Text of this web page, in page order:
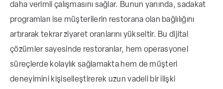
daha verimli çalışmasını sağlar. Bunun yanında, sadakat
programları ise müşterilerin restorana olan bağlılığını
artırarak tekrar ziyaret oranlarını yükseltir. Bu dijital
çözümler sayesinde restoranlar, hem operasyonel
süreçlerde kolaylık sağlamakta hem de müşteri
deneyimini kişiselleştirerek uzun vadeli bir ilişki